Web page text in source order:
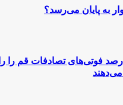
به پایان می‌رسد؟
اعلام کرد: 56 درصد فوتی‌های تصادفات قم